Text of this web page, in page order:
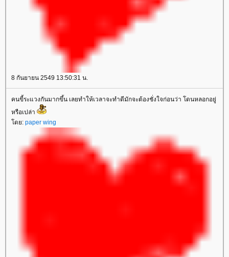
8 กันยายน 2549 13:50:31 น.
คนขี้ระแวงกันมากขึ้น เลยทำให้เวลาจะทำดีมักจะต้องชั่งใจก่อนว่า โดนหลอกอยู่
หรือเปล่า
ดย: paper wing